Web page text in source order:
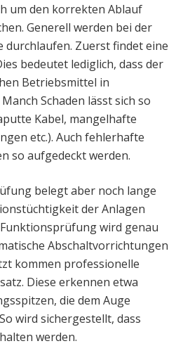
um den korrekten Ablauf
Generell werden bei der
durchlaufen. Zuerst findet eine
bedeutet lediglich, dass der
Betriebsmittel in
Schaden lässt sich so
Kabel, mangelhafte
etc.). Auch fehlerhafte
so aufgedeckt werden.
belegt aber noch lange
der Anlagen
wird genau
Abschaltvorrichtungen
kommen professionelle
Diese erkennen etwa
die dem Auge
wird sichergestellt, dass
werden.